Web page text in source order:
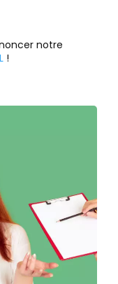
notre
!